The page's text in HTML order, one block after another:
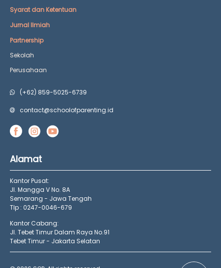
Syarat dan Ketentuan
Jurnal Ilmiah
Partnership
Sekolah
Perusahaan
(+62) 859-5025-6739
contact@schoolofparenting.id
Alamat
Kantor Pusat:
Jl. Mangga V No. 8A
Semarang - Jawa Tengah
Tlp : 0247-0046-679
Kantor Cabang:
Jl. Tebet Timur Dalam Raya No.91
Tebet Timur - Jakarta Selatan